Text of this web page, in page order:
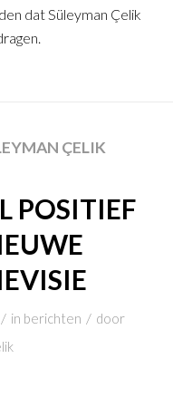
dat Süleyman Çelik
ÇELIK
POSITIEF
/ in berichten / door